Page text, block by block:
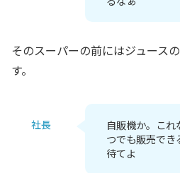
そのスーパーの前にはジュース
す。
社長
自販機か。こ
つでも販売で
待てよ